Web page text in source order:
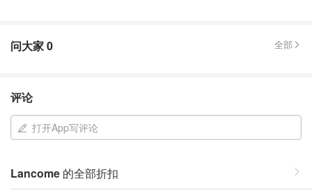
问大家0 全部
评论
打开App写评论
Lancome 的全部折扣